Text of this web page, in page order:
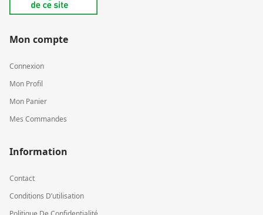
Mon compte
Connexion
Mon Profil
Mon Panier
Mes Commandes
Information
Contact
Conditions D’utilisation